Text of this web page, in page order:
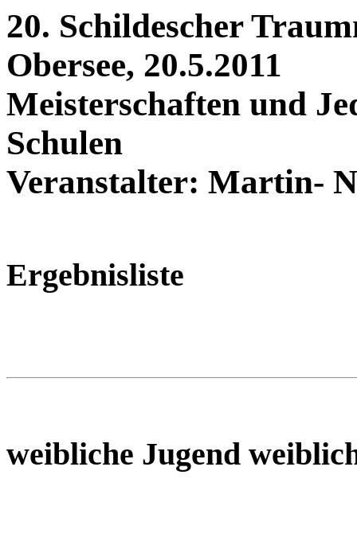
20. Schildescher
Obersee, 20.5.2011
Meisterschaften und
Schulen
Veranstalter: Martin-
Ergebnisliste
weibliche Jugend